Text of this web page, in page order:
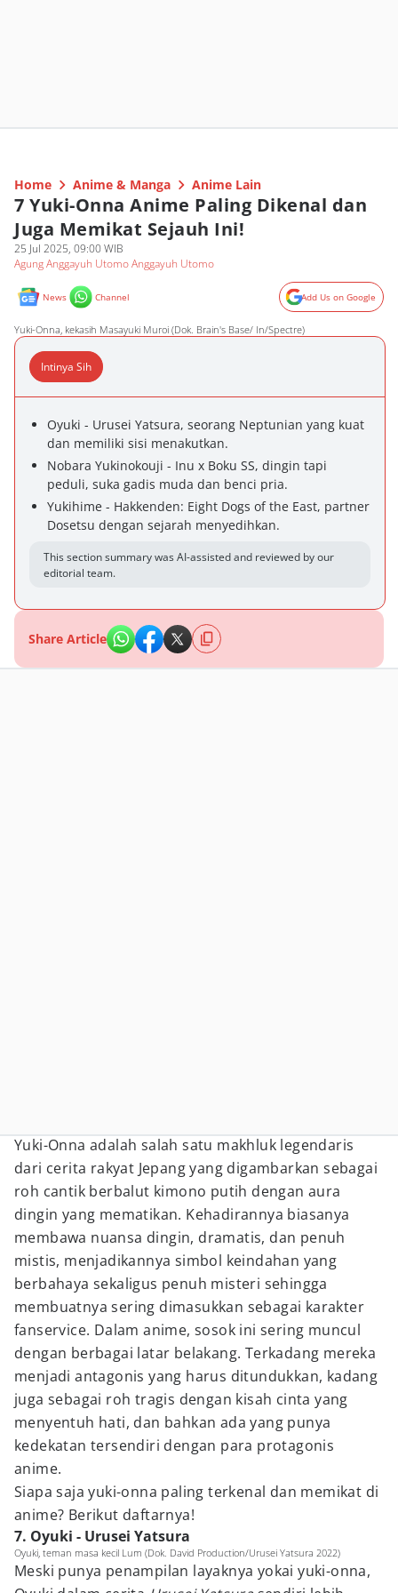
Home Anime & Manga Anime Lain
7 Yuki-Onna Anime Paling Dikenal dan
Juga Memikat Sejauh Ini!
25 Jul 2025, 09:00 WIB
Agung Anggayuh Utomo Anggayuh Utomo
News Channel Add Us on Google
Yuki-Onna, kekasih Masayuki Muroi (Dok. Brain's Base/ In/Spectre)
Intinya Sih
Oyuki - Urusei Yatsura, seorang Neptunian yang kuat
dan memiliki sisi menakutkan.
Nobara Yukinokouji - Inu x Boku SS, dingin tapi
peduli, suka gadis muda dan benci pria.
Yukihime - Hakkenden: Eight Dogs of the East, partner
Dosetsu dengan sejarah menyedihkan.
This section summary was AI-assisted and reviewed by our
editorial team.
Share Article
Yuki-Onna adalah salah satu makhluk legendaris
dari cerita rakyat Jepang yang digambarkan sebagai
roh cantik berbalut kimono putih dengan aura
dingin yang mematikan. Kehadirannya biasanya
membawa nuansa dingin, dramatis, dan penuh
mistis, menjadikannya simbol keindahan yang
berbahaya sekaligus penuh misteri sehingga
membuatnya sering dimasukkan sebagai karakter
fanservice. Dalam anime, sosok ini sering muncul
dengan berbagai latar belakang. Terkadang mereka
menjadi antagonis yang harus ditundukkan, kadang
juga sebagai roh tragis dengan kisah cinta yang
menyentuh hati, dan bahkan ada yang punya
kedekatan tersendiri dengan para protagonis
anime.
Siapa saja yuki-onna paling terkenal dan memikat di
anime? Berikut daftarnya!
7. Oyuki - Urusei Yatsura
Oyuki, teman masa kecil Lum (Dok. David Production/Urusei Yatsura 2022)
Meski punya penampilan layaknya yokai yuki-onna,